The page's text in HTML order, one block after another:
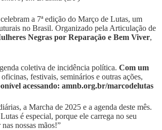
a 7ª edição do Março de Lutas, um
no Brasil. Organizado pela Articulação de
Negras por Reparação e Bem Viver,
coletiva de incidência política. Com um
festivais, seminários e outras ações,
acessando: amnb.org.br/marcodelutas
a Marcha de 2025 e a agenda deste mês.
é especial, porque ele carrega no seu
nossas mãos!”